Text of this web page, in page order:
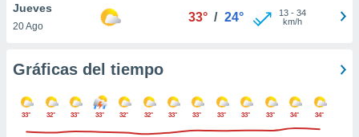
de
posible
en
a lo que
Para
su
Jueves
20 Ago
33° / 24° 13- 34
km/h
Gráficas del tiempo
33° 32° 33° 33° 32° 32° 33° 33° 33° 33° 33° 34° 34°